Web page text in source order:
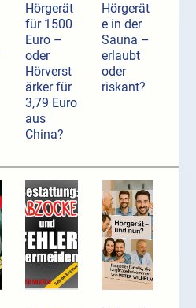
Hörgerät
für 1500
Euro –
oder
Hörverst
ärker für
3,79 Euro
aus
China?
Hörgerät
e in der
Sauna –
erlaubt
oder
riskant?